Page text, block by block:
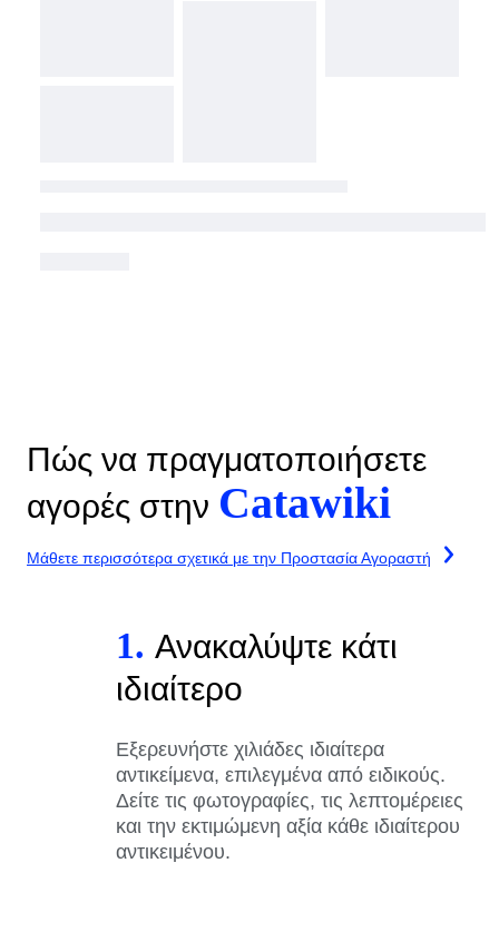
Πώς να πραγματοποιήσετε
αγορές στην Catawiki
Μάθετε περισσότερα σχετικά με την Προστασία Αγοραστή
1. Ανακαλύψτε κάτι
ιδιαίτερο
Εξερευνήστε χιλιάδες ιδιαίτερα
αντικείμενα, επιλεγμένα από ειδικούς.
Δείτε τις φωτογραφίες, τις λεπτομέρειες
και την εκτιμώμενη αξία κάθε ιδιαίτερου
αντικειμένου.